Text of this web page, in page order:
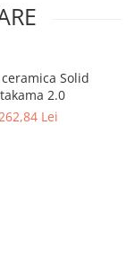
ceramica Solid
2.0
Lei